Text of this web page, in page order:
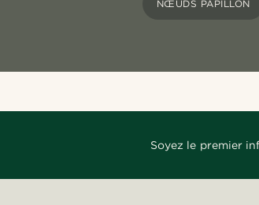
NŒUDS PAPILLON
Soyez le premier